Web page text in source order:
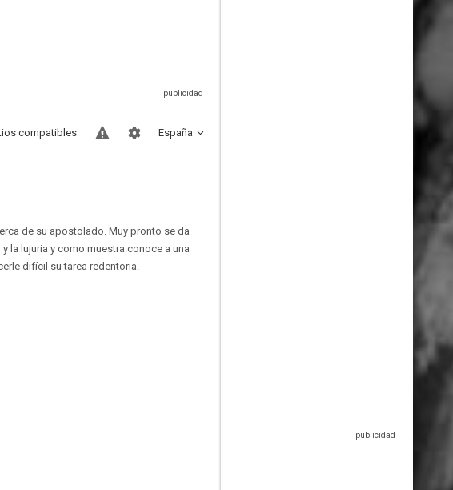
España
compatibles
de su apostolado. Muy pronto se da
la lujuria y como muestra conoce a una
difícil su tarea redentoria.